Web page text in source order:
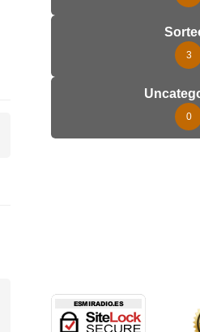
3
0